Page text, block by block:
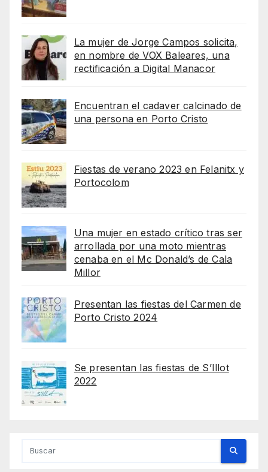
La mujer de Jorge Campos solicita,
en nombre de VOX Baleares, una
rectificación a Digital Manacor
Encuentran el cadaver calcinado de
una persona en Porto Cristo
Fiestas de verano 2023 en Felanitx y
Portocolom
Una mujer en estado crítico tras ser
arrollada por una moto mientras
cenaba en el Mc Donald’s de Cala
Millor
Presentan las fiestas del Carmen de
Porto Cristo 2024
Se presentan las fiestas de S’Illot
2022